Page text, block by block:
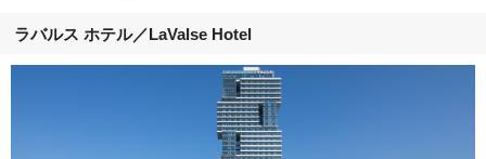
ラバルス ホテル／LaValse Hotel